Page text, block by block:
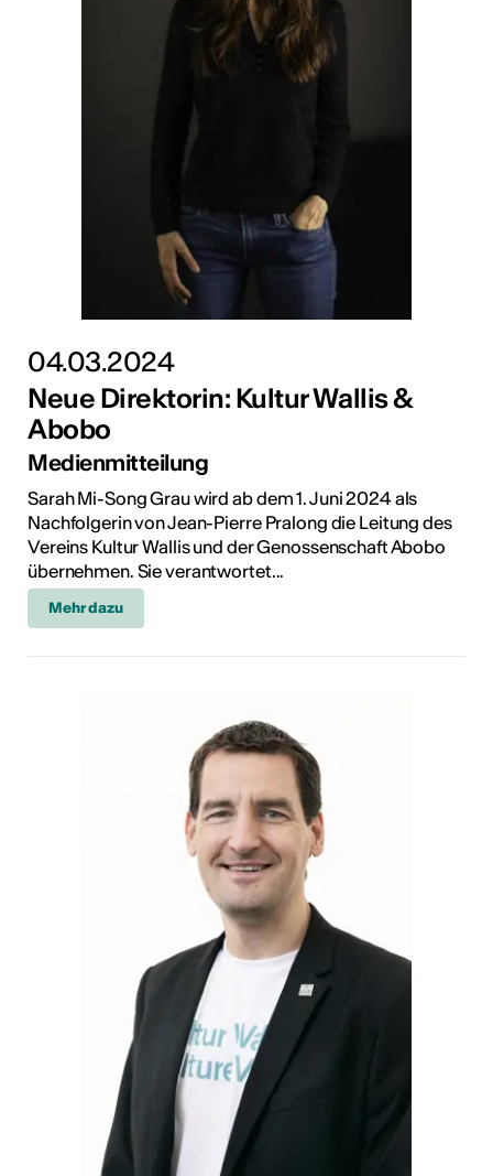
04.03.2024
Neue Direktorin: Kultur Wallis &
Abobo
Medienmitteilung
Sarah Mi-Song Grau wird ab dem 1. Juni 2024 als
Nachfolgerin von Jean-Pierre Pralong die Leitung des
Vereins Kultur Wallis und der Genossenschaft Abobo
übernehmen. Sie verantwortet...
Mehr dazu